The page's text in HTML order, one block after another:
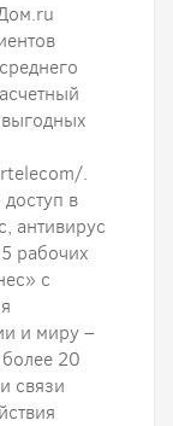
выгодных
.
в
антивирус
рабочих
с
и миру –
20
связи